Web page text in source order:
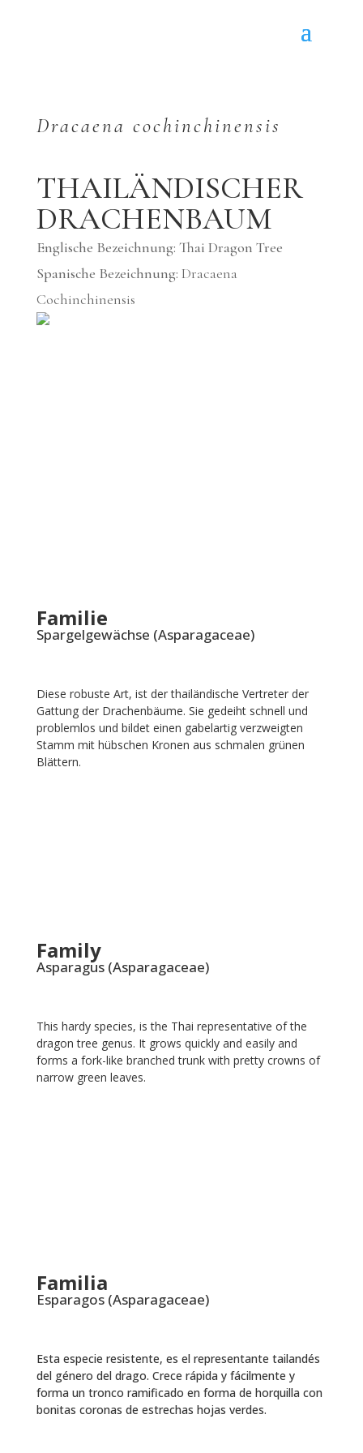
Dracaena cochinchinensis
THAILÄNDISCHER
DRACHENBAUM
Englische Bezeichnung: Thai Dragon Tree
Spanische Bezeichnung: Dracaena
Cochinchinensis
Familie
Spargelgewächse (Asparagaceae)
Diese robuste Art, ist der thailändische Vertreter der
Gattung der Drachenbäume. Sie gedeiht schnell und
problemlos und bildet einen gabelartig verzweigten
Stamm mit hübschen Kronen aus schmalen grünen
Blättern.
Family
Asparagus (Asparagaceae)
This hardy species, is the Thai representative of the
dragon tree genus. It grows quickly and easily and
forms a fork-like branched trunk with pretty crowns of
narrow green leaves.
Familia
Esparagos (Asparagaceae)
Esta especie resistente, es el representante tailandés
del género del drago. Crece rápida y fácilmente y
forma un tronco ramificado en forma de horquilla con
bonitas coronas de estrechas hojas verdes.